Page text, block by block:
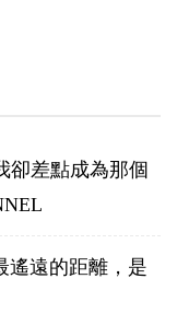
卻差點成為那個
遙遠的距離，是